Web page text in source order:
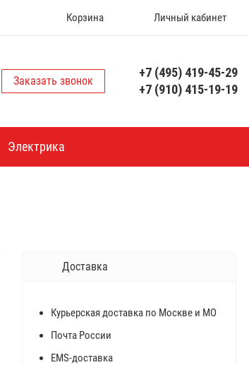
Корзина Личный кабинет
Заказать звонок
+7 (495) 419-45-29
+7 (910) 415-19-19
Электрика
Доставка
Курьерская доставка по Москве и МО
Почта России
EMS-доставка